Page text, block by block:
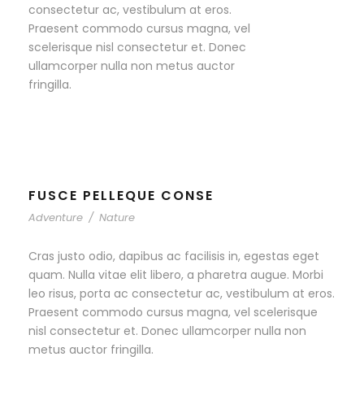
consectetur ac, vestibulum at eros.
Praesent commodo cursus magna, vel
scelerisque nisl consectetur et. Donec
ullamcorper nulla non metus auctor
fringilla.
FUSCE PELLEQUE CONSE
Adventure / Nature
Cras justo odio, dapibus ac facilisis in, egestas eget
quam. Nulla vitae elit libero, a pharetra augue. Morbi
leo risus, porta ac consectetur ac, vestibulum at eros.
Praesent commodo cursus magna, vel scelerisque
nisl consectetur et. Donec ullamcorper nulla non
metus auctor fringilla.